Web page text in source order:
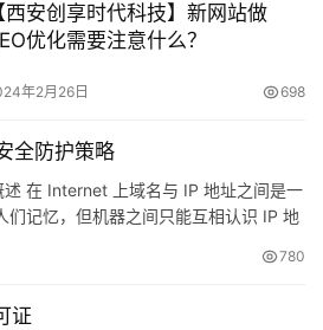
西安创享时代科技】新网站做
优化需要注意什么？
年2月26日 698
全防护策略
在 Internet 上域名与 IP 地址之间是一
们记忆，但机器之间只能互相认识 IP 地
780
证